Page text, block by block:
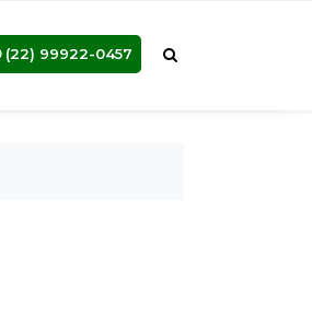
(22) 99922-0457